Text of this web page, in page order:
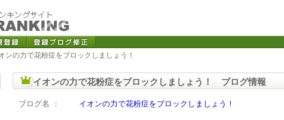
ンの力で花粉症をブロックしましょう！
イオンの力で花粉症をブロックしましょう！ ブログ情報
ブログ名 ： イオンの力で花粉症をブロックしましょう！